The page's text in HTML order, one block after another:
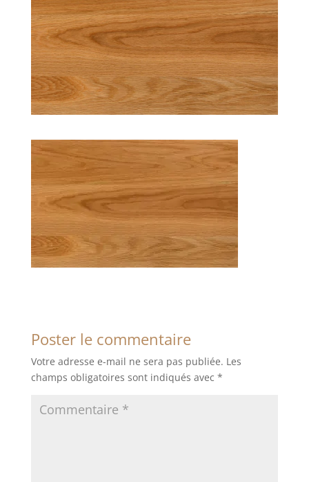
Poster le commentaire
Votre adresse e-mail ne sera pas publiée. Les
champs obligatoires sont indiqués avec *